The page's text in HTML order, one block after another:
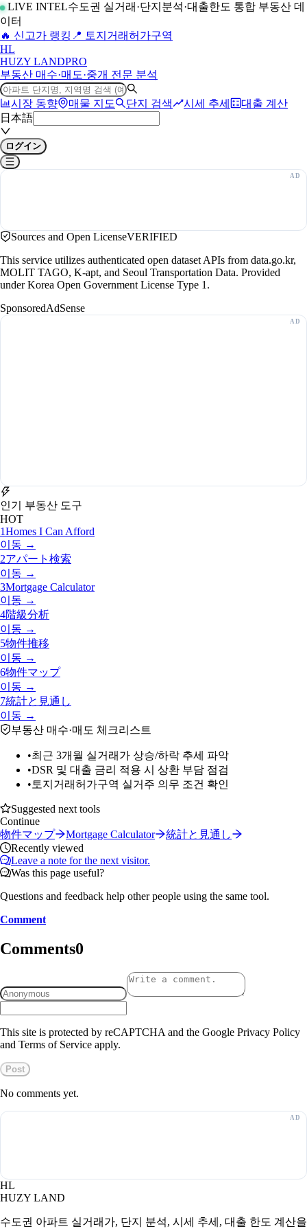
LIVE INTEL수도권 실거래·단지분석·대출한도 통합 부동산 데
이터
🔥 신고가 랭킹 📍 토지거래허가구역
HL
HUZY LANDPRO
부동산 매수·매도·중개 전문 분석
시장 동향 매물 지도 단지 검색 시세 추세
대출 계산
日本語
ログイン
Sources and Open LicenseVERIFIED
This service utilizes authenticated open dataset APIs from data.go.kr,
MOLIT TAGO, K-apt, and Seoul Transportation Data. Provided
under Korea Open Government License Type 1.
SponsoredAdSense
인기 부동산 도구
HOT
1Homes I Can Afford
이동 →
2アパート検索
이동 →
3Mortgage Calculator
이동 →
4階級分析
이동 →
5物件推移
이동 →
6物件マップ
이동 →
7統計と見通し
이동 →
부동산 매수·매도 체크리스트
•최근 3개월 실거래가 상승/하락 추세 파악
•DSR 및 대출 금리 적용 시 상환 부담 점검
• 토지거래허가구역 실거주 의무 조건 확인
Suggested next tools
Continue
物件マップ
Mortgage Calculator
統計と見通し
Recently viewed
Leave a note for the next visitor.
Was this page useful?
Questions and feedback help other people using the same tool.
Comment
Comments0
This site is protected by reCAPTCHA and the Google Privacy Policy
and Terms of Service apply.
Post
No comments yet.
HL
HUZY LAND
수도권 아파트 실거래가, 단지 분석, 시세 추세, 대출 한도 계산을